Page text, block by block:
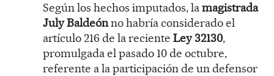
Según los hechos imputados, lamagistrada
July Baldeónno habría considerado el
artículo 216 de la reciente Ley 32130,
promulgada el pasado 10 de octubre,
referente a la participación de un defensor